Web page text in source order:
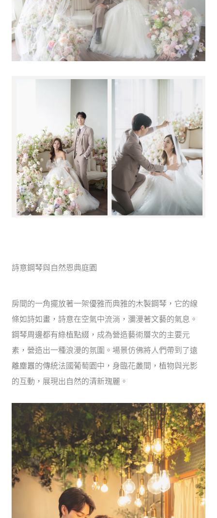
詩意鋼琴與自然恩典庭園
房間的一角擺放著一架優雅而典雅的木製鋼琴，它的線
條如詩如畫，詩意在空氣中流淌，瀰漫著文藝的氣息。
鋼琴周邊都有綠植點綴，成為營造藝術層次的主要元
素，營造出一種浪漫的氛圍。場景仿佛將人們帶到了遠
離塵囂的傳統法國葡萄園中，身臨花叢間，植物與光影
的互動，展現出自然的清新瑰麗。